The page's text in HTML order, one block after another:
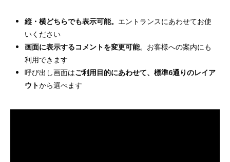
縦・横どちらでも表示可能。 エントランスにあわせてお使
いください
画面に表示するコメントを変更可能。お客様への案内にも
利用できます
呼び出し画面はご利用目的にあわせて、標準6通りのレイア
ウトから選べます